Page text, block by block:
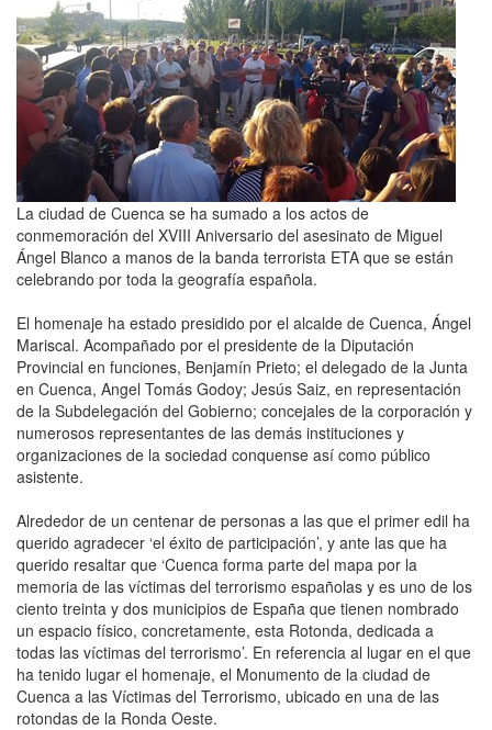
La ciudad de Cuenca se ha sumado a los actos de
conmemoración del XVIII Aniversario del asesinato de Miguel
Ángel Blanco a manos de la banda terrorista ETA que se están
celebrando por toda la geografía española.
El homenaje ha estado presidido por el alcalde de Cuenca, Ángel
Mariscal. Acompañado por el presidente de la Diputación
Provincial en funciones, Benjamín Prieto; el delegado de la Junta
en Cuenca, Angel Tomás Godoy; Jesús Saiz, en representación
de la Subdelegación del Gobierno; concejales de la corporación y
numerosos representantes de las demás instituciones y
organizaciones de la sociedad conquense así como público
asistente.
Alrededor de un centenar de personas a las que el primer edil ha
querido agradecer ‘el éxito de participación’, y ante las que ha
querido resaltar que ‘Cuenca forma parte del mapa por la
memoria de las víctimas del terrorismo españolas y es uno de los
ciento treinta y dos municipios de España que tienen nombrado
un espacio físico, concretamente, esta Rotonda, dedicada a
todas las víctimas del terrorismo’. En referencia al lugar en el que
ha tenido lugar el homenaje, el Monumento de la ciudad de
Cuenca a las Víctimas del Terrorismo, ubicado en una de las
rotondas de la Ronda Oeste.